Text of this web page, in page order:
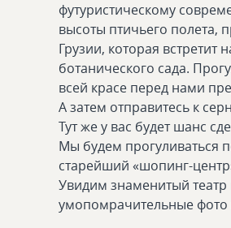
футуристическому
высоты птичьего полета,
Грузии, которая
ботанического сада.
всей красе перед нами
А затем отправитесь к
Тут же у вас будет шанс
Мы будем прогуливаться
старейший «шопинг-
Увидим знаменитый
умопомрачительные